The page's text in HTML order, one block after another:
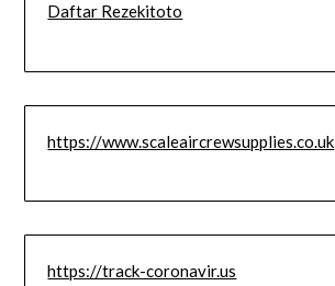
Daftar Rezekitoto
https://www.scaleaircrewsupplies.co.uk
https://track-coronavir.us